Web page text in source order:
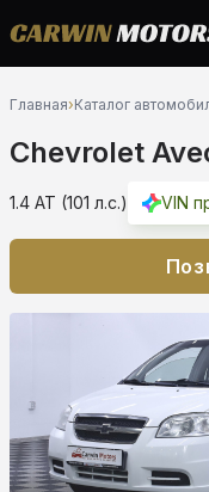
Главная›Каталог
Chevrolet
1.4 AT (101 л.с.) VIN